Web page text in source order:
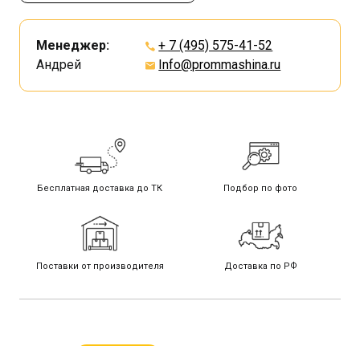
Менеджер:
Андрей
+ 7 (495) 575-41-52
Info@prommashina.ru
Бесплатная доставка до ТК Подбор по фото
Поставки от производителя Доставка по РФ